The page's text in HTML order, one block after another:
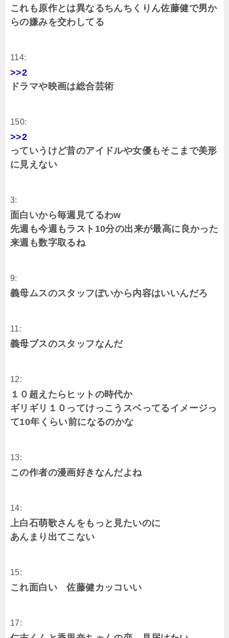
これも原作とは異なるちんちくりん佐藤健で男か
らの嫌みを交わしてる
114:
>>2
ドラマや映画は総合芸術
150:
>>2
っていうけど昔のアイドルや女優もそこまで美形
に見えない
3:
面白いから毎週見てるわw
先週も今週もラスト10分の出来が最高に良かった
来週も数字取るね
9:
義母ムスのスタッフぽいから内容はいいんだろ
11:
義母ブスのスタッフなんだ
12:
１０超えたらヒットの時代か
ギリギリ１０ってけっこうスベってるイメージっ
て10年くらい前になるのかな
13:
この作者の漫画好きなんだよね
14:
上白石萌歌さんをもっと見たいのに
あんまり出てこない
15:
これ面白い 佐藤健カッコいい
17: